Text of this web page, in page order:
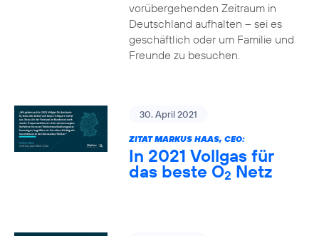
vorübergehenden Zeitraum in
Deutschland aufhalten – sei es
geschäftlich oder um Familie und
Freunde zu besuchen.
30. April 2021
ZITAT MARKUS HAAS, CEO:
In 2021 Vollgas für
das beste O2 Netz